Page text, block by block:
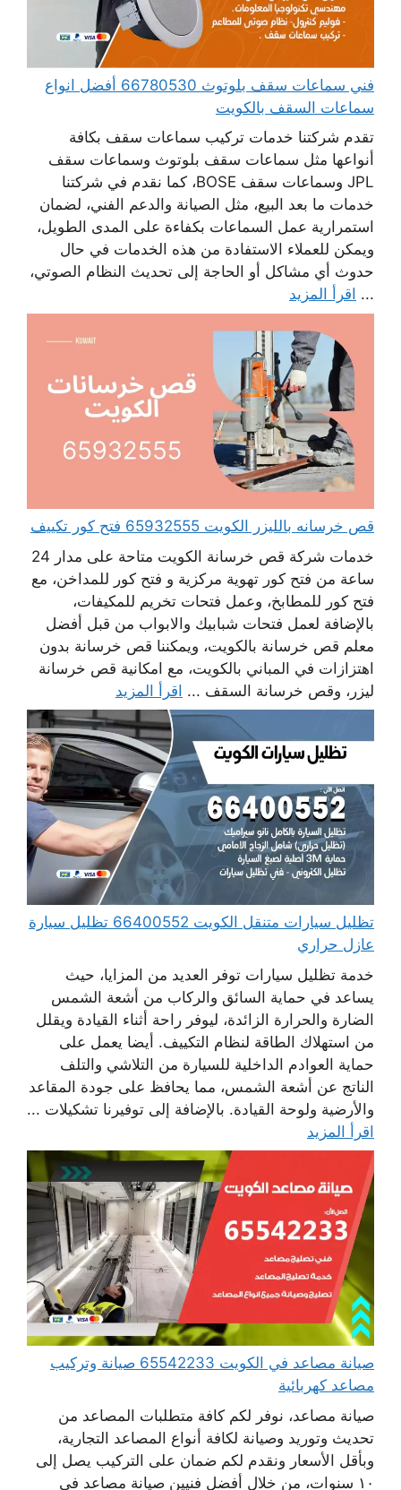
فني سماعات سقف بلوتوث 66780530 أفضل انواع
سماعات السقف بالكويت
تقدم شركتنا خدمات تركيب سماعات سقف بكافة
أنواعها مثل سماعات سقف بلوتوث وسماعات سقف
JPL وسماعات سقف BOSE، كما نقدم في شركتنا
خدمات ما بعد البيع، مثل الصيانة والدعم الفني، لضمان
استمرارية عمل السماعات بكفاءة على المدى الطويل،
ويمكن للعملاء الاستفادة من هذه الخدمات في حال
حدوث أي مشاكل أو الحاجة إلى تحديث النظام الصوتي،
... اقرأ المزيد
قص خرسانه بالليزر الكويت 65932555 فتح كور تكييف
خدمات شركة قص خرسانة الكويت متاحة على مدار 24
ساعة من فتح كور تهوية مركزية و فتح كور للمداخن، مع
فتح كور للمطابخ، وعمل فتحات تخريم للمكيفات،
بالإضافة لعمل فتحات شبابيك والابواب من قبل أفضل
معلم قص خرسانة بالكويت، ويمكننا قص خرسانة بدون
اهتزازات في المباني بالكويت، مع امكانية قص خرسانة
ليزر، وقص خرسانة السقف ... اقرأ المزيد
تظليل سيارات متنقل الكويت 66400552 تظليل سيارة
عازل حراري
خدمة تظليل سيارات توفر العديد من المزايا، حيث
يساعد في حماية السائق والركاب من أشعة الشمس
الضارة والحرارة الزائدة، ليوفر راحة أثناء القيادة ويقلل
من استهلاك الطاقة لنظام التكييف. أيضا يعمل على
حماية العوادم الداخلية للسيارة من التلاشي والتلف
الناتج عن أشعة الشمس، مما يحافظ على جودة المقاعد
والأرضية ولوحة القيادة. بالإضافة إلى توفيرنا تشكيلات ...
اقرأ المزيد
صيانة مصاعد في الكويت 65542233 صيانة وتركيب
مصاعد كهربائية
صيانة مصاعد، نوفر لكم كافة متطلبات المصاعد من
تحديث وتوريد وصيانة لكافة أنواع المصاعد التجارية،
وبأقل الأسعار ونقدم لكم ضمان على التركيب يصل إلى
١٠ سنوات، من خلال أفضل فنيين صيانة مصاعد في